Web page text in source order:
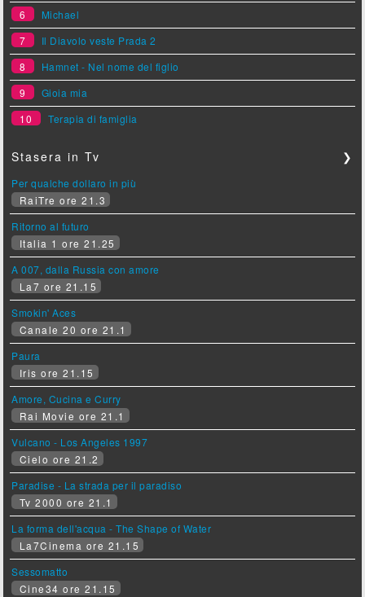
6
Michael
7
Il Diavolo veste Prada 2
8
Hamnet - Nel nome del figlio
9
Gioia mia
10
Terapia di famiglia
Stasera in Tv ❯
Per qualche dollaro in più
RaiTre ore 21.3
Ritorno al futuro
Italia 1 ore 21.25
A 007, dalla Russia con amore
La7 ore 21.15
Smokin' Aces
Canale 20 ore 21.1
Paura
Iris ore 21.15
Amore, Cucina e Curry
Rai Movie ore 21.1
Vulcano - Los Angeles 1997
Cielo ore 21.2
Paradise - La strada per il paradiso
Tv 2000 ore 21.1
La forma dell'acqua - The Shape of Water
La7Cinema ore 21.15
Sessomatto
Cine34 ore 21.15